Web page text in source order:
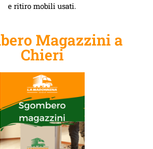
e ritiro mobili usati.
Magazzini a
Chieri